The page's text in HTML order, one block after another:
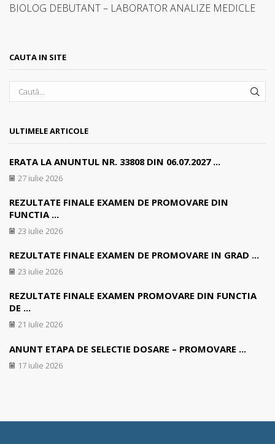
BIOLOG DEBUTANT – LABORATOR ANALIZE MEDICLE
CAUTA IN SITE
ULTIMELE ARTICOLE
ERATA LA ANUNTUL NR. 33808 DIN 06.07.2027 ...
27 iulie 2026
REZULTATE FINALE EXAMEN DE PROMOVARE DIN
FUNCTIA ...
23 iulie 2026
REZULTATE FINALE EXAMEN DE PROMOVARE IN GRAD ...
23 iulie 2026
REZULTATE FINALE EXAMEN PROMOVARE DIN FUNCTIA
DE ...
21 iulie 2026
ANUNT ETAPA DE SELECTIE DOSARE – PROMOVARE ...
17 iulie 2026